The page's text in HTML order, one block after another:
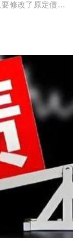
修改了原定债务偿
组需要遵循一定的
回的资产及损益账
确定 ...